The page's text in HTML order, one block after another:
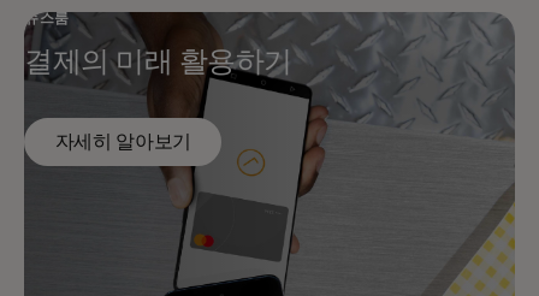
뉴스룸
결제의 미래 활용하기
자세히 알아보기